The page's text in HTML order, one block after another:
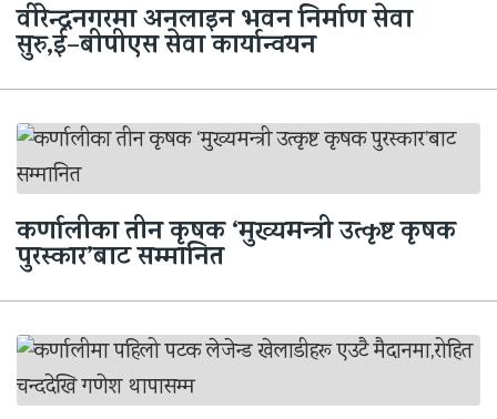
वीरेन्द्रनगरमा अनलाइन भवन निर्माण सेवा
सुरु,ई–बीपीएस सेवा कार्यान्वयन
कर्णालीका तीन कृषक ‘मुख्यमन्त्री उत्कृष्ट कृषक
पुरस्कार’बाट सम्मानित